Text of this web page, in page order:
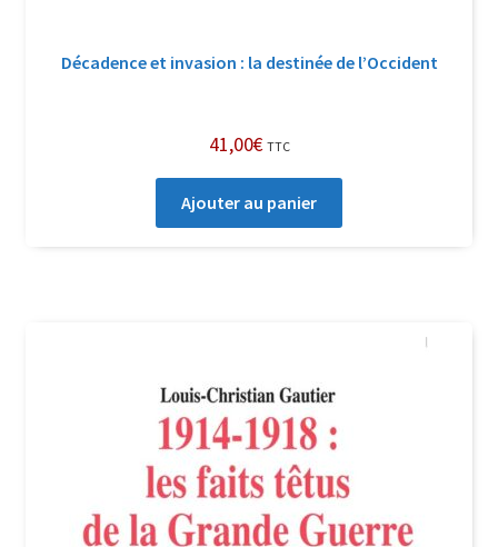
Décadence et invasion : la destinée de l’Occident
41,00€ TTC
Ajouter au panier